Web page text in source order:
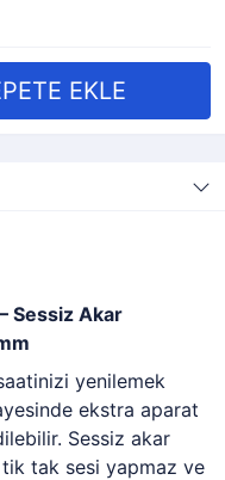
Sessiz Akar
yenilemek
ekstra aparat
Sessiz akar
tik tak sesi yapmaz ve